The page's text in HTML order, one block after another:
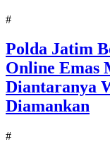
#
Polda Jatim
Online Emas
Diantaranya
Diamankan
#